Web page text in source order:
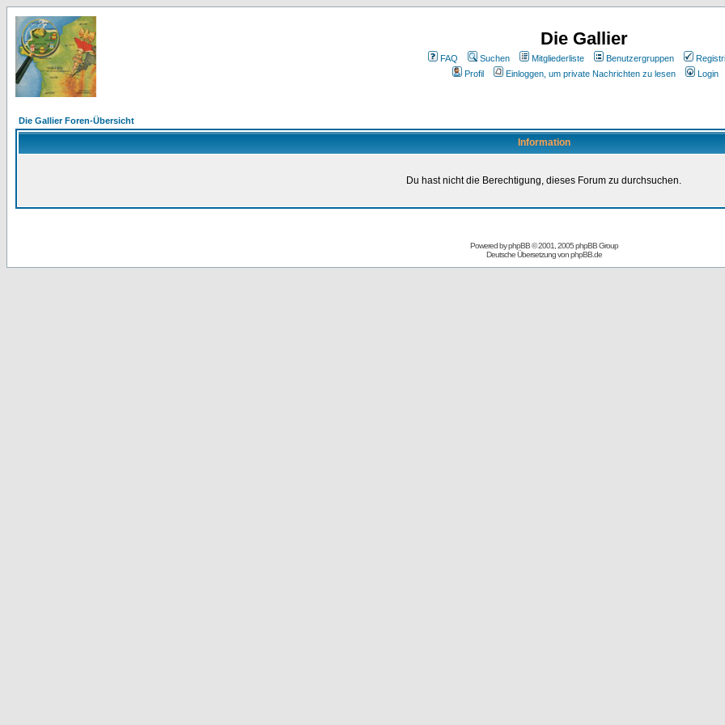
Die Gallier
FAQ Suchen Mitgliederliste Benutzergruppen
Profil
Einloggen, um private Nachrichten zu lesen Login
Die Gallier Foren-Übersicht
Information
Du hast nicht die Berechtigung, dieses Forum zu durchsuchen.
Powered byphpBB© 2001, 2005 phpBB Group
Deutsche Übersetzung vonphpBB.de